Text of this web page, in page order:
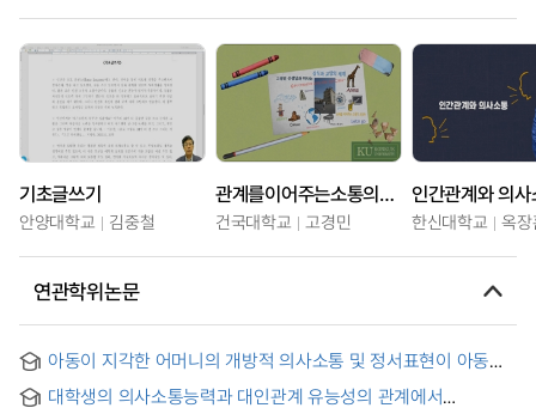
기초글쓰기
안양대학교 김중철
관계를이어주는소통의교양학
건국대학교 고경민
인간관계와 의
한신대학교 옥
연관학위논문
아동이 지각한 어머니의 개방적 의사소통 및 정서표현이 아동의
대학생의 의사소통능력과 대인관계 유능성의 관계에서